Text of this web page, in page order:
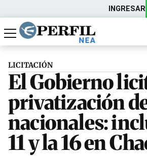
INGRESAR
Política
Economía
Actualidad
LICITACIÓN
El Gobierno
privatización
nacionales:
11 y la 16 en